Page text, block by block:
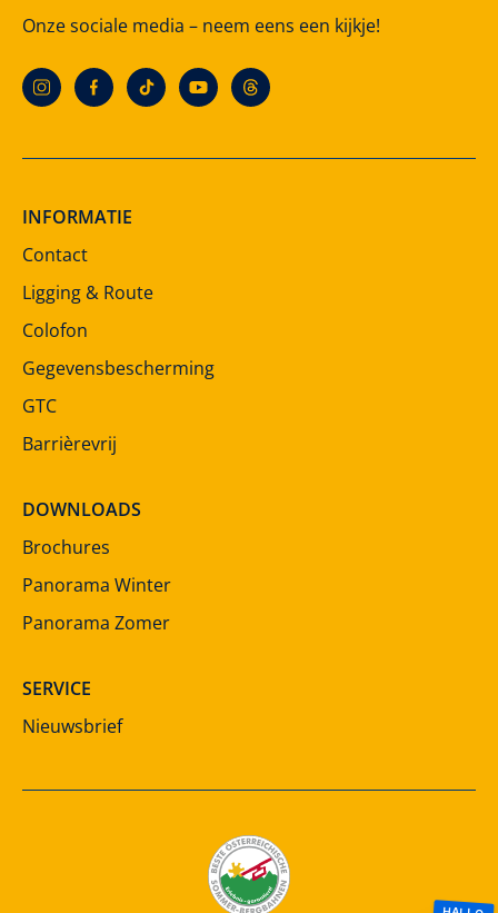
Onze sociale media – neem eens een kijkje!
INFORMATIE
Contact
Ligging & Route
Colofon
Gegevensbescherming
GTC
Barrièrevrij
DOWNLOADS
Brochures
Panorama Winter
Panorama Zomer
SERVICE
Nieuwsbrief